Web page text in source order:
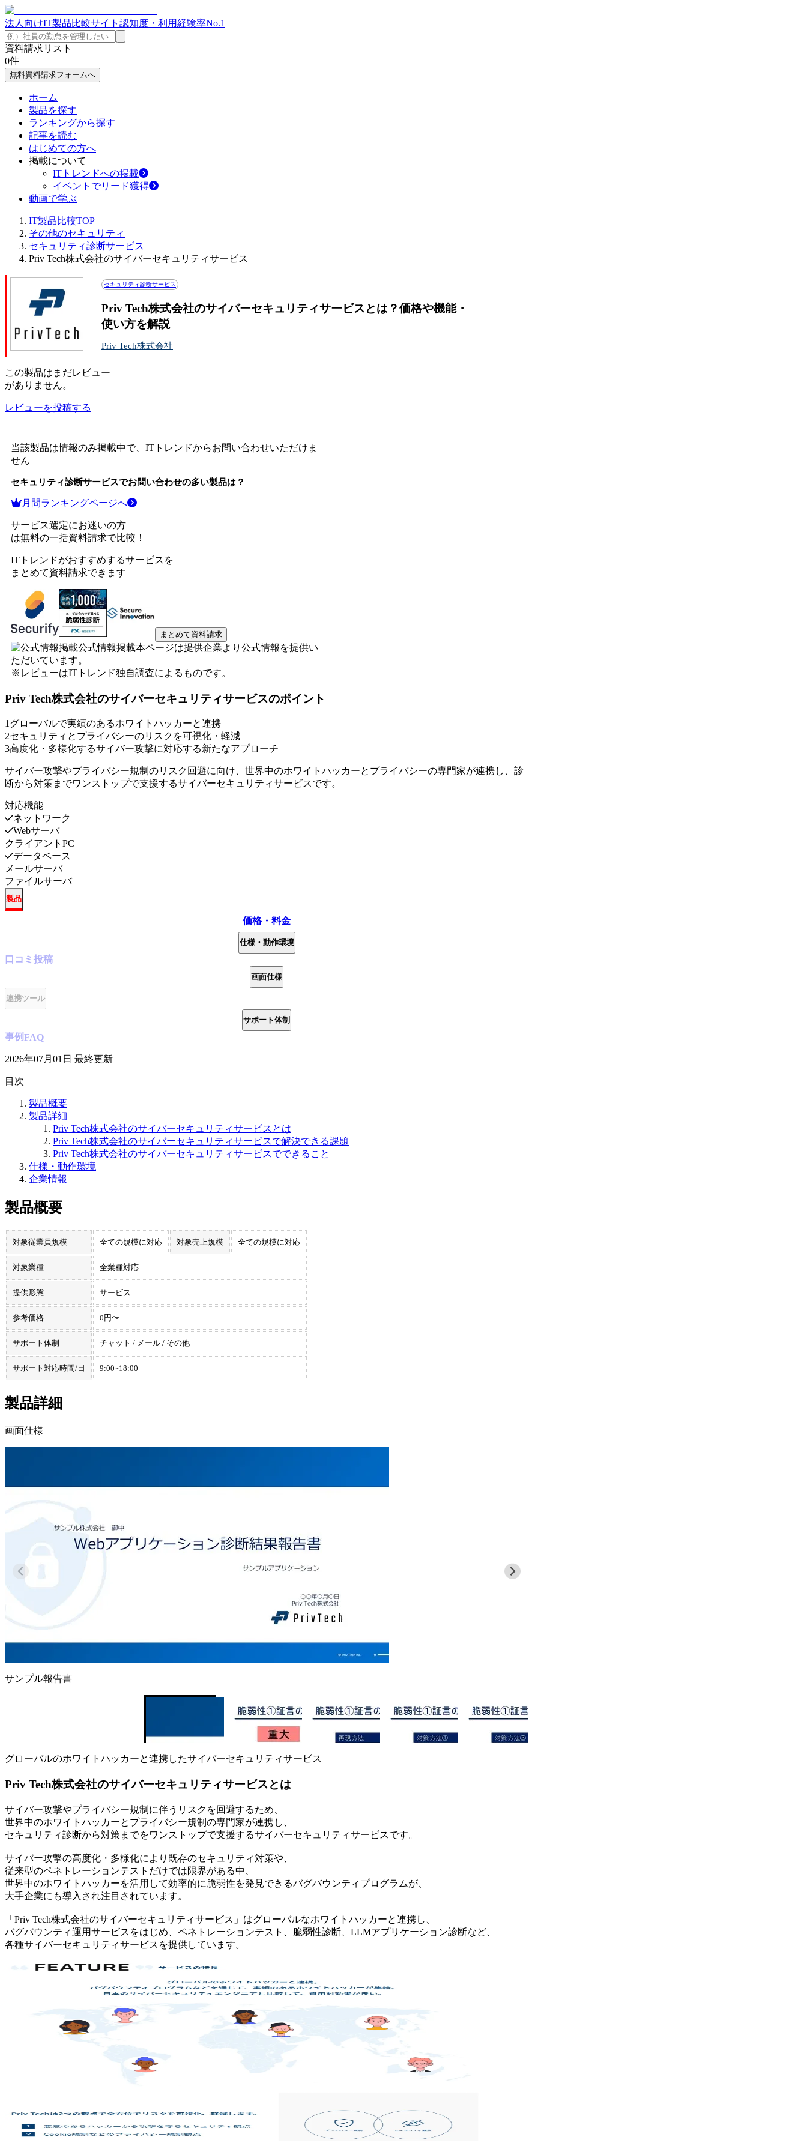
法人向けIT製品比較サイト 認知度・利用経験率No.1
資料請求リスト
0件
無料資料請求フォームへ
ホーム
製品を探す
ランキングから探す
記事を読む
はじめての方へ
掲載について
ITトレンドへの掲載
イベントでリード獲得
動画で学ぶ
IT製品比較TOP
その他のセキュリティ
セキュリティ診断サービス
Priv Tech株式会社のサイバーセキュリティサービス
セキュリティ診断サービス
Priv Tech株式会社のサイバーセキュリティサービスとは？価格や機能・
使い方を解説
Priv Tech株式会社
この製品はまだレビュー
がありません。
レビューを投稿する
当該製品は情報のみ掲載中で、ITトレンドからお問い合わせいただけま
せん
セキュリティ診断サービスでお問い合わせの多い製品は？
月間ランキングページへ
サービス選定にお迷いの方
は無料の一括資料請求で比較！
ITトレンドがおすすめするサービスを
まとめて資料請求できます
まとめて資料請求
公式情報掲載本ページは提供企業より公式情報を提供い
ただいています。
※レビューはITトレンド独自調査によるものです。
Priv Tech株式会社のサイバーセキュリティサービスのポイント
1グローバルで実績のあるホワイトハッカーと連携
2セキュリティとプライバシーのリスクを可視化・軽減
3高度化・多様化するサイバー攻撃に対応する新たなアプローチ
サイバー攻撃やプライバシー規制のリスク回避に向け、世界中のホワイトハッカーとプライバシーの専門家が連携し、診
断から対策までワンストップで支援するサイバーセキュリティサービスです。
対応機能
ネットワーク
Webサーバ
クライアントPC
データベース
メールサーバ
ファイルサーバ
製品
価格・料金
仕様・動作環境
口コミ 投稿
画面仕様
連携ツール
サポート体制
事例FAQ
2026年07月01日 最終更新
目次
製品概要
製品詳細
Priv Tech株式会社のサイバーセキュリティサービスとは
Priv Tech株式会社のサイバーセキュリティサービスで解決できる課題
Priv Tech株式会社のサイバーセキュリティサービスでできること
仕様・動作環境
企業情報
製品概要
対象従業員規模 全ての規模に対応 対象売上規模 全ての規模に対応
対象業種 全業種対応
提供形態 サービス
参考価格 0円〜
サポート体制 チャット / メール / その他
サポート対応時間/日 9:00~18:00
製品詳細
画面仕様
サンプル報告書
グローバルのホワイトハッカーと連携したサイバーセキュリティサービス
Priv Tech株式会社のサイバーセキュリティサービスとは
サイバー攻撃やプライバシー規制に伴うリスクを回避するため、
世界中のホワイトハッカーとプライバシー規制の専門家が連携し、
セキュリティ診断から対策までをワンストップで支援するサイバーセキュリティサービスです。
サイバー攻撃の高度化・多様化により既存のセキュリティ対策や、
従来型のペネトレーションテストだけでは限界がある中、
世界中のホワイトハッカーを活用して効率的に脆弱性を発見できるバグバウンティプログラムが、
大手企業にも導入され注目されています。
「Priv Tech株式会社のサイバーセキュリティサービス」はグローバルなホワイトハッカーと連携し、
バグバウンティ運用サービスをはじめ、ペネトレーションテスト、脆弱性診断、LLMアプリケーション診断など、
各種サイバーセキュリティサービスを提供しています。